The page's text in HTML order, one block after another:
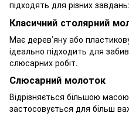
підходять для різних завдань:
Класичний столярний
Має дерев’яну або
ідеально підходить для
слюсарних робіт.
Слюсарний молоток
Відрізняється більшою
застосовується для більш